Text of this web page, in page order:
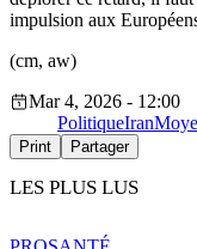
impulsion aux
(cm, aw)
Mar 4, 2026 - 12:00
PolitiqueIran
Print Partager
LES PLUS LUS